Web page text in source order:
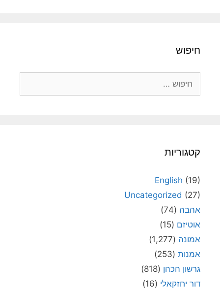
חיפוש
קטגוריות
English (19)
Uncategorized (27)
אהבה (74)
אוטיזם (15)
אמונה (1,277)
אמנות (253)
גרשון הכהן (818)
דור יחזקאלי (16)